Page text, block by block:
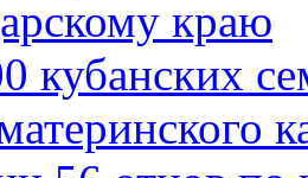
краю
кубанских